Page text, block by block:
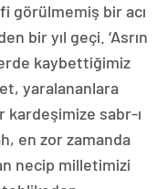
görülmemiş bir acı
bir yıl geçi. ‘Asrın
kaybettiğimiz
yaralananlara
kardeşimize sabr-ı
en zor zamanda
necip milletimizi